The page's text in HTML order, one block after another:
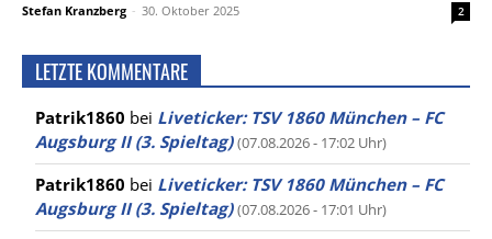
Stefan Kranzberg - 30. Oktober 2025 2
LETZTE KOMMENTARE
Patrik1860 bei Liveticker: TSV 1860 München – FC
Augsburg II (3. Spieltag) (07.08.2026 - 17:02 Uhr)
Patrik1860 bei Liveticker: TSV 1860 München – FC
Augsburg II (3. Spieltag) (07.08.2026 - 17:01 Uhr)